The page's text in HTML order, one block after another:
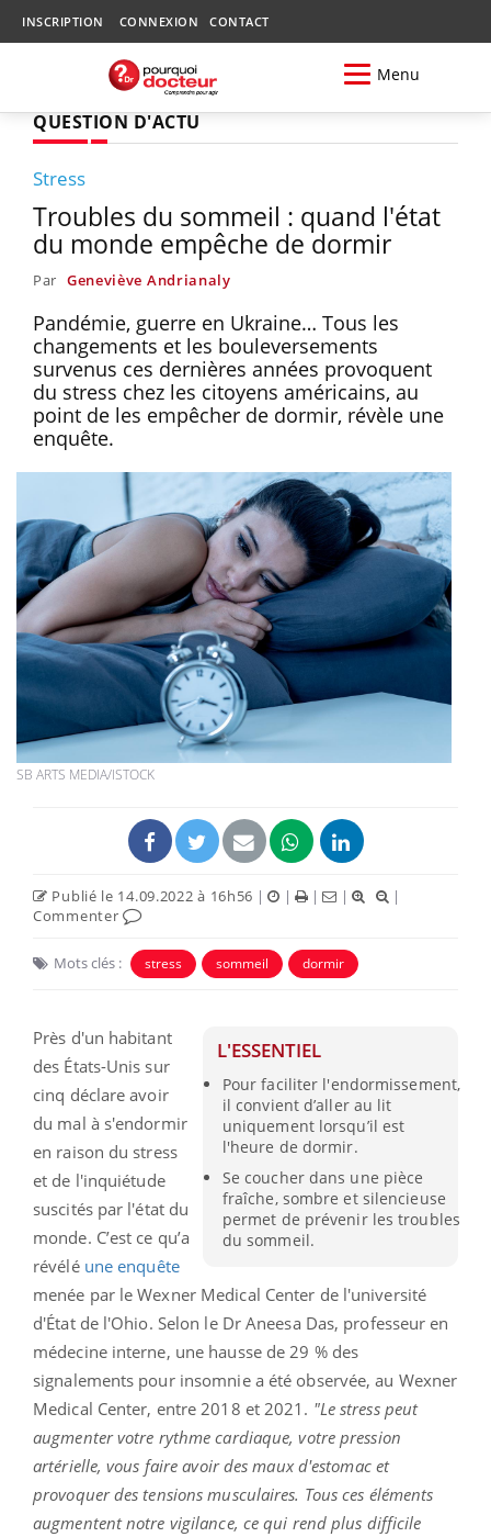
INSCRIPTION CONNEXION CONTACT
Menu
QUESTION D'ACTU
Stress
Troubles du sommeil : quand l'état
du monde empêche de dormir
Par Geneviève Andrianaly
Pandémie, guerre en Ukraine… Tous les
changements et les bouleversements
survenus ces dernières années provoquent
du stress chez les citoyens américains, au
point de les empêcher de dormir, révèle une
enquête.
SB ARTS MEDIA/ISTOCK
Publié le 14.09.2022 à 16h56 | | | |
|
Commenter
Mots clés : stress sommeil dormir
L'ESSENTIEL
Pour faciliter l'endormissement,
il convient d’aller au lit
uniquement lorsqu’il est
l'heure de dormir.
Se coucher dans une pièce
fraîche, sombre et silencieuse
permet de prévenir les troubles
du sommeil.
Près d'un habitant
des États-Unis sur
cinq déclare avoir
du mal à s'endormir
en raison du stress
et de l'inquiétude
suscités par l'état du
monde. C’est ce qu’a
révélé une enquête
menée par le Wexner Medical Center de l'université
d'État de l'Ohio. Selon le Dr Aneesa Das, professeur en
médecine interne, une hausse de 29 % des
signalements pour insomnie a été observée, au Wexner
Medical Center, entre 2018 et 2021. "Le stress peut
augmenter votre rythme cardiaque, votre pression
artérielle, vous faire avoir des maux d'estomac et
provoquer des tensions musculaires. Tous ces éléments
augmentent notre vigilance, ce qui rend plus difficile